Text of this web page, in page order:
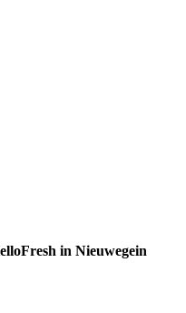
in Nieuwegein